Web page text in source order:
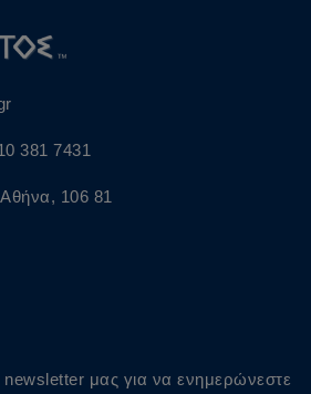
381 7431
106 81
μας για να ενημερώνεστε